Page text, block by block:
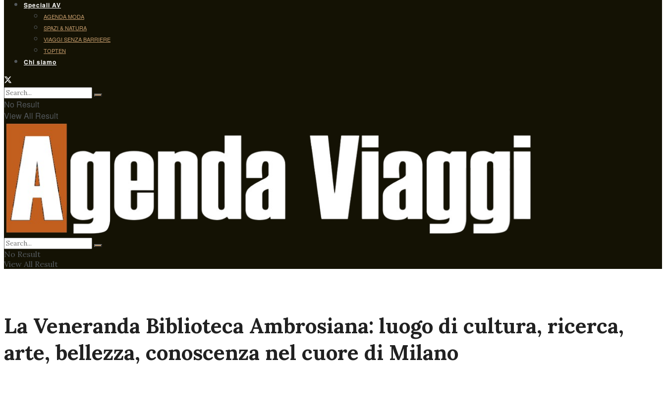
Speciali AV
AGENDA MODA
SPAZI & NATURA
VIAGGI SENZA BARRIERE
TOPTEN
Chi siamo
No Result
View All Result
No Result
View All Result
La Veneranda Biblioteca Ambrosiana: luogo di cultura, ricerca,
arte, bellezza, conoscenza nel cuore di Milano